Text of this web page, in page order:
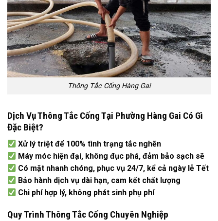
Thông Tắc Cống Hàng Gai
Dịch Vụ Thông Tắc Cống Tại Phường Hàng Gai Có Gì
Đặc Biệt?
Xử lý triệt để 100% tình trạng tắc nghẽn
Máy móc hiện đại, không đục phá, đảm bảo sạch sẽ
Có mặt nhanh chóng, phục vụ 24/7, kể cả ngày lễ Tết
Bảo hành dịch vụ dài hạn, cam kết chất lượng
Chi phí hợp lý, không phát sinh phụ phí
Quy Trình Thông Tắc Cống Chuyên Nghiệp